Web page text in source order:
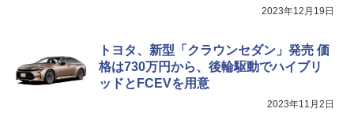
2023年12月19日
トヨタ、新型「クラウンセダン」発売 価
格は730万円から、後輪駆動でハイブリ
ッドとFCEVを用意
2023年11月2日